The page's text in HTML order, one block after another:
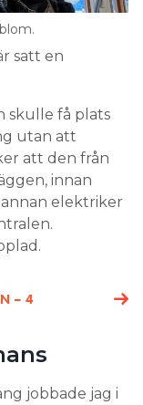
satt en
skulle få plats
utan att
att den från
innan
elektriker
– 4
jobbade jag i